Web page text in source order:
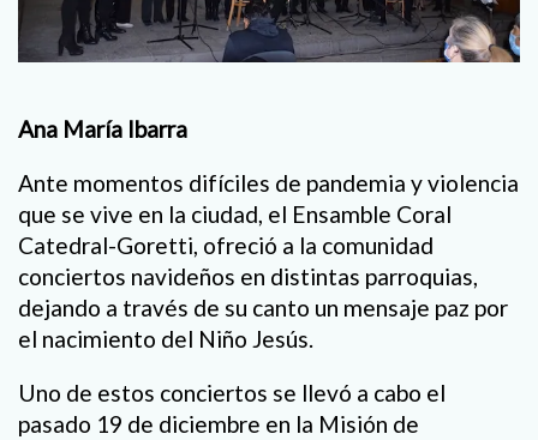
Ana María Ibarra
Ante momentos difíciles de pandemia y violencia
que se vive en la ciudad, el Ensamble Coral
Catedral-Goretti, ofreció a la comunidad
conciertos navideños en distintas parroquias,
dejando a través de su canto un mensaje paz por
el nacimiento del Niño Jesús.
Uno de estos conciertos se llevó a cabo el
pasado 19 de diciembre en la Misión de